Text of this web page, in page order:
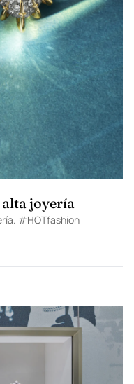
alta joyería
#HOTfashion